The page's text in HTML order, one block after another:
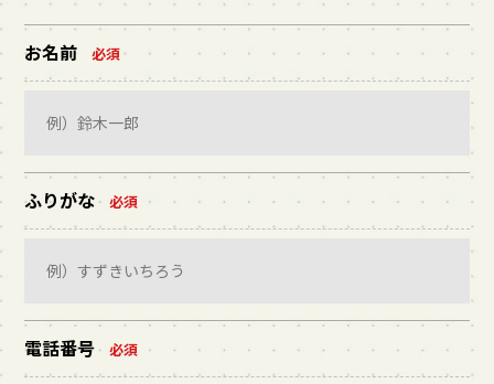
お名前 必須
ふりがな 必須
電話番号 必須